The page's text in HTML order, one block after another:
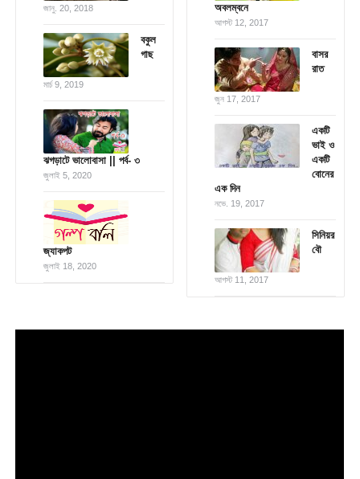
জানু. 20, 2018
বকুল
গাছ
মার্চ 9, 2019
ঝগড়াটে ভালোবাসা || পর্ব- ৩
জুলাই 5, 2020
জ্যাকপট
জুলাই 18, 2020
অবলম্বনে
আগস্ট 12, 2017
বাসর
রাত
জুন 17, 2017
একটি
ভাই ও
একটি
বোনের
এক দিন
নভে. 19, 2017
সিনিয়র
বৌ
আগস্ট 11, 2017